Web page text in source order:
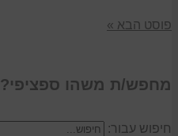
פוסט הבא »
מחפש/ת משהו ספציפי?
חיפוש עבור: